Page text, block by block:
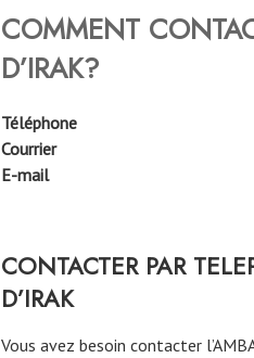
COMMENT
D’IRAK?
Téléphone
Courrier
E-mail
CONTACTER PAR
D’IRAK
Vous avez besoin contacter